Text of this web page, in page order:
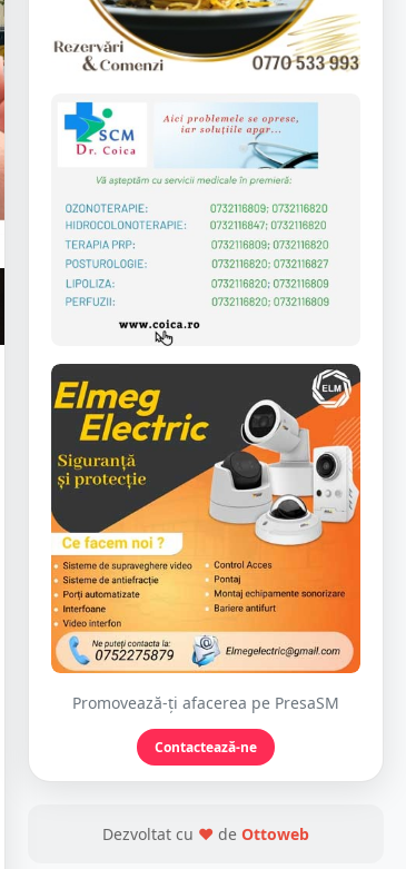
Promovează-ți afacerea pe PresaSM
Contactează-ne
Dezvoltat cu ❤ de Ottoweb